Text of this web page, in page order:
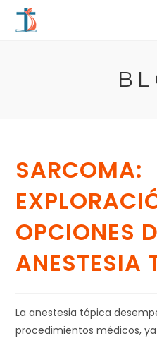
SARCOMA:
OPCIONES
ANESTESIA
La anestesia tópica
procedimientos médicos,